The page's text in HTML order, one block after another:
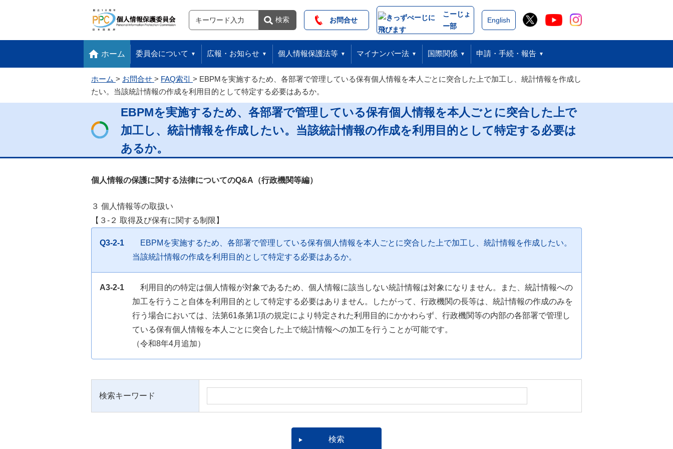
フッターへ移動します 閉じる
サイト内検索
検索 検索 お問合せ
こーじょ
ー部
English
ホーム 委員会について 広報・お知らせ 個人情報保護法等 マイナンバー法 国際関係 申請・手続・報告
ホーム お問合せ FAQ索引
EBPMを実施するため、各部署で管理している保有個人情報を本人ごとに突合した上で加工し、統計情報を作成し
たい。当該統計情報の作成を利用目的として特定する必要はあるか。
EBPMを実施するため、各部署で管理している保有個人情報を本人ごとに突合した上で
加工し、統計情報を作成したい。当該統計情報の作成を利用目的として特定する必要は
あるか。
個人情報の保護に関する法律についてのQ&A（行政機関等編）
３ 個人情報等の取扱い
【３-２ 取得及び保有に関する制限】
Q3-2-1
EBPMを実施するため、各部署で管理している保有個人情報を本人ごとに突合した上で加工し、統計情報を作成したい。
当該統計情報の作成を利用目的として特定する必要はあるか。
A3-2-1
利用目的の特定は個人情報が対象であるため、個人情報に該当しない統計情報は対象になりません。また、統計情報への
加工を行うこと自体を利用目的として特定する必要はありません。したがって、行政機関の長等は、統計情報の作成のみを
行う場合においては、法第61条第1項の規定により特定された利用目的にかかわらず、行政機関等の内部の各部署で管理し
ている保有個人情報を本人ごとに突合した上で統計情報への加工を行うことが可能です。
（令和8年4月追加）
検索キーワード